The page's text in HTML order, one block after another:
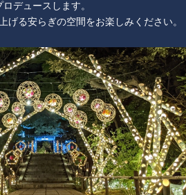
ロデュースします。
げる安らぎの空間をお楽しみください。